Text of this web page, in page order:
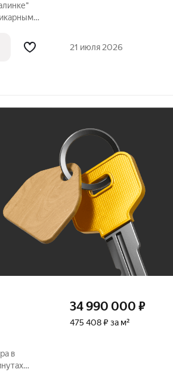
21 июля 2026
в
34 990 000 ₽
475 408 ₽ за м²